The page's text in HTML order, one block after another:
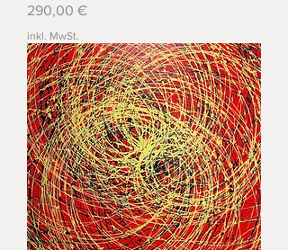
Preis
290,00 €
inkl. MwSt.